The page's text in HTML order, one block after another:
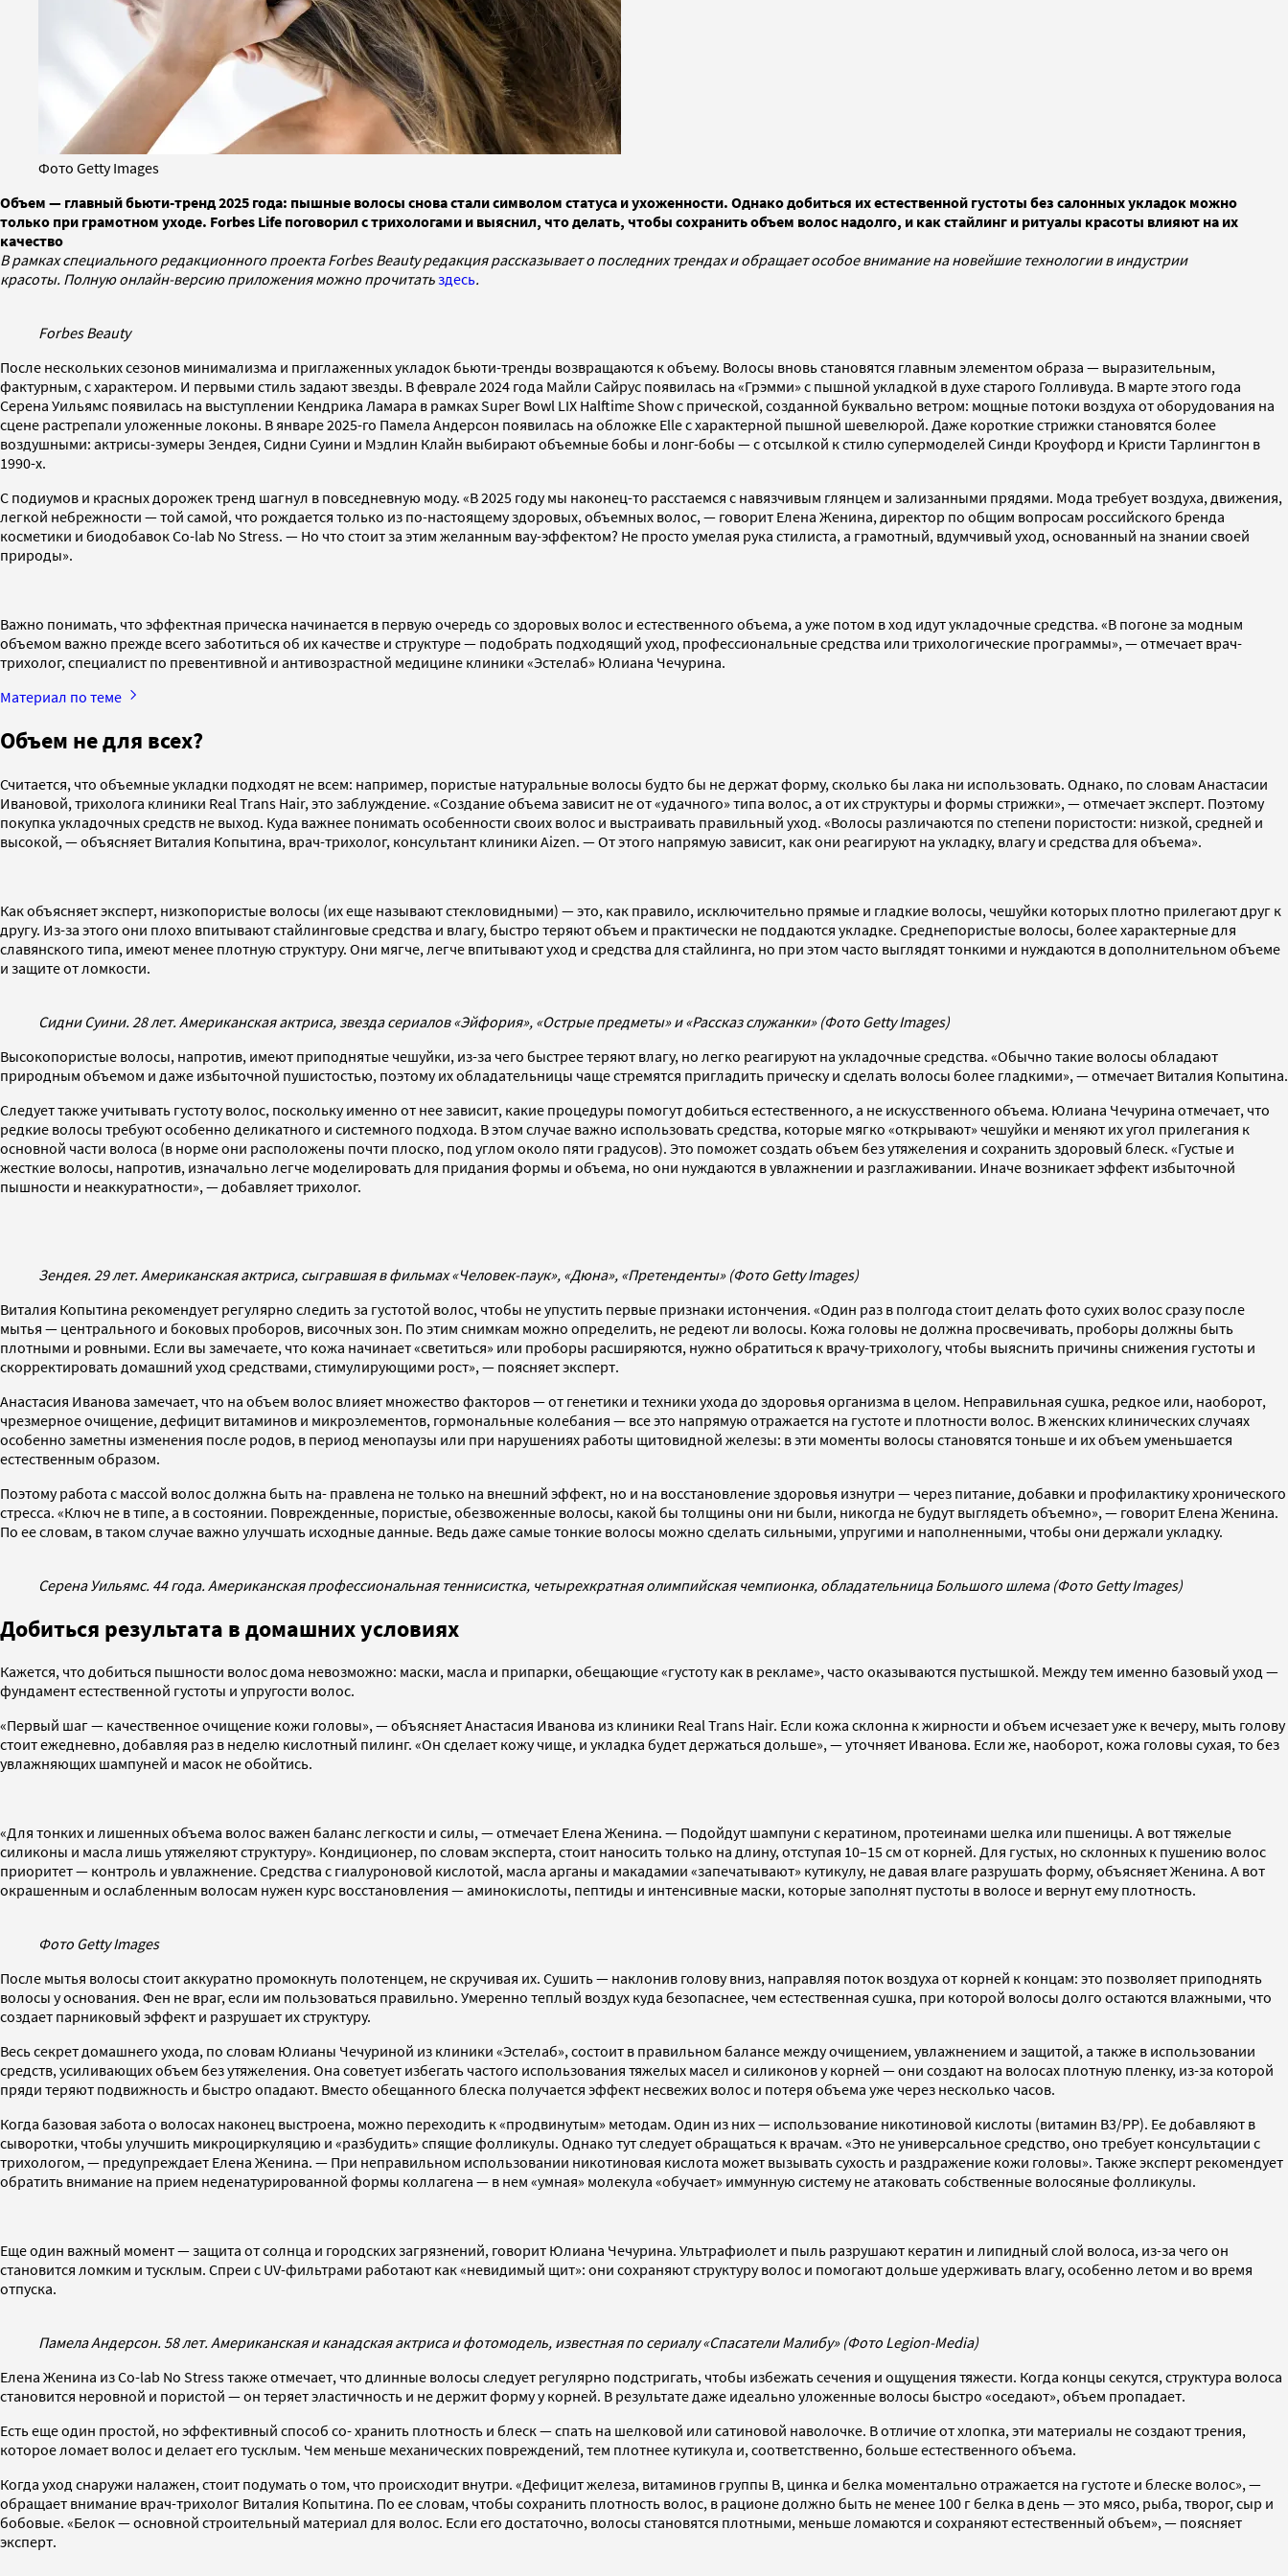
Фото Getty Images
Объем — главный бьюти-тренд 2025 года: пышные волосы снова стали символом статуса и ухоженности. Однако добиться их естественной густоты без салонных укладок можно
только при грамотном уходе. Forbes Life поговорил с трихологами и выяснил, что делать, чтобы сохранить объем волос надолго, и как стайлинг и ритуалы красоты влияют на их
качество
В рамках специального редакционного проекта Forbes Beauty редакция рассказывает о последних трендах и обращает особое внимание на новейшие технологии в индустрии
красоты. Полную онлайн-версию приложения можно прочитатьздесь.
Forbes Beauty
После нескольких сезонов минимализма и приглаженных укладок бьюти-тренды возвращаются к объему. Волосы вновь становятся главным элементом образа — выразительным,
фактурным, с характером. И первыми стиль задают звезды. В феврале 2024 года Майли Сайрус появилась на «Грэмми» с пышной укладкой в духе старого Голливуда. В марте этого года
Серена Уильямс появилась на выступлении Кендрика Ламара в рамках Super Bowl LIX Halftime Show с прической, созданной буквально ветром: мощные потоки воздуха от оборудования на
сцене растрепали уложенные локоны. В январе 2025-го Памела Андерсон появилась на обложке Elle с характерной пышной шевелюрой. Даже короткие стрижки становятся более
воздушными: актрисы-зумеры Зендея, Сидни Суини и Мэдлин Клайн выбирают объемные бобы и лонг-бобы — с отсылкой к стилю супермоделей Синди Кроуфорд и Кристи Тарлингтон в
1990-х.
С подиумов и красных дорожек тренд шагнул в повседневную моду. «В 2025 году мы наконец-то расстаемся с навязчивым глянцем и зализанными прядями. Мода требует воздуха, движения,
легкой небрежности — той самой, что рождается только из по-настоящему здоровых, объемных волос, — говорит Елена Женина, директор по общим вопросам российского бренда
косметики и биодобавок Co-lab No Stress. — Но что стоит за этим желанным вау-эффектом? Не просто умелая рука стилиста, а грамотный, вдумчивый уход, основанный на знании своей
природы».
Важно понимать, что эффектная прическа начинается в первую очередь со здоровых волос и естественного объема, а уже потом в ход идут укладочные средства. «В погоне за модным
объемом важно прежде всего заботиться об их качестве и структуре — подобрать подходящий уход, профессиональные средства или трихологические программы», — отмечает врач-
трихолог, специалист по превентивной и антивозрастной медицине клиники «Эстелаб» Юлиана Чечурина.
Материал по теме
Объем не для всех?
Считается, что объемные укладки подходят не всем: например, пористые натуральные волосы будто бы не держат форму, сколько бы лака ни использовать. Однако, по словам Анастасии
Ивановой, трихолога клиники Real Trans Hair, это заблуждение. «Создание объема зависит не от «удачного» типа волос, а от их структуры и формы стрижки», — отмечает эксперт. Поэтому
покупка укладочных средств не выход. Куда важнее понимать особенности своих волос и выстраивать правильный уход. «Волосы различаются по степени пористости: низкой, средней и
высокой, — объясняет Виталия Копытина, врач-трихолог, консультант клиники Aizen. — От этого напрямую зависит, как они реагируют на укладку, влагу и средства для объема».
Как объясняет эксперт, низкопористые волосы (их еще называют стекловидными) — это, как правило, исключительно прямые и гладкие волосы, чешуйки которых плотно прилегают друг к
другу. Из-за этого они плохо впитывают стайлинговые средства и влагу, быстро теряют объем и практически не поддаются укладке. Среднепористые волосы, более характерные для
славянского типа, имеют менее плотную структуру. Они мягче, легче впитывают уход и средства для стайлинга, но при этом часто выглядят тонкими и нуждаются в дополнительном объеме
и защите от ломкости.
Сидни Суини. 28 лет. Американская актриса, звезда сериалов «Эйфория», «Острые предметы» и «Рассказ служанки» (Фото Getty Images)
Высокопористые волосы, напротив, имеют приподнятые чешуйки, из-за чего быстрее теряют влагу, но легко реагируют на укладочные средства. «Обычно такие волосы обладают
природным объемом и даже избыточной пушистостью, поэтому их обладательницы чаще стремятся пригладить прическу и сделать волосы более гладкими», — отмечает Виталия Копытина.
Следует также учитывать густоту волос, поскольку именно от нее зависит, какие процедуры помогут добиться естественного, а не искусственного объема. Юлиана Чечурина отмечает, что
редкие волосы требуют особенно деликатного и системного подхода. В этом случае важно использовать средства, которые мягко «открывают» чешуйки и меняют их угол прилегания к
основной части волоса (в норме они расположены почти плоско, под углом около пяти градусов). Это поможет создать объем без утяжеления и сохранить здоровый блеск. «Густые и
жесткие волосы, напротив, изначально легче моделировать для придания формы и объема, но они нуждаются в увлажнении и разглаживании. Иначе возникает эффект избыточной
пышности и неаккуратности», — добавляет трихолог.
Зендея. 29 лет. Американская актриса, сыгравшая в фильмах «Человек-паук», «Дюна», «Претенденты» (Фото Getty Images)
Виталия Копытина рекомендует регулярно следить за густотой волос, чтобы не упустить первые признаки истончения. «Один раз в полгода стоит делать фото сухих волос сразу после
мытья — центрального и боковых проборов, височных зон. По этим снимкам можно определить, не редеют ли волосы. Кожа головы не должна просвечивать, проборы должны быть
плотными и ровными. Если вы замечаете, что кожа начинает «светиться» или проборы расширяются, нужно обратиться к врачу-трихологу, чтобы выяснить причины снижения густоты и
скорректировать домашний уход средствами, стимулирующими рост», — поясняет эксперт.
Анастасия Иванова замечает, что на объем волос влияет множество факторов — от генетики и техники ухода до здоровья организма в целом. Неправильная сушка, редкое или, наоборот,
чрезмерное очищение, дефицит витаминов и микроэлементов, гормональные колебания — все это напрямую отражается на густоте и плотности волос. В женских клинических случаях
особенно заметны изменения после родов, в период менопаузы или при нарушениях работы щитовидной железы: в эти моменты волосы становятся тоньше и их объем уменьшается
естественным образом.
Поэтому работа с массой волос должна быть на- правлена не только на внешний эффект, но и на восстановление здоровья изнутри — через питание, добавки и профилактику хронического
стресса. «Ключ не в типе, а в состоянии. Поврежденные, пористые, обезвоженные волосы, какой бы толщины они ни были, никогда не будут выглядеть объемно», — говорит Елена Женина.
По ее словам, в таком случае важно улучшать исходные данные. Ведь даже самые тонкие волосы можно сделать сильными, упругими и наполненными, чтобы они держали укладку.
Серена Уильямс. 44 года. Американская профессиональная теннисистка, четырехкратная олимпийская чемпионка, обладательница Большого шлема (Фото Getty Images)
Добиться результата в домашних условиях
Кажется, что добиться пышности волос дома невозможно: маски, масла и припарки, обещающие «густоту как в рекламе», часто оказываются пустышкой. Между тем именно базовый уход —
фундамент естественной густоты и упругости волос.
«Первый шаг — качественное очищение кожи головы», — объясняет Анастасия Иванова из клиники Real Trans Hair. Если кожа склонна к жирности и объем исчезает уже к вечеру, мыть голову
стоит ежедневно, добавляя раз в неделю кислотный пилинг. «Он сделает кожу чище, и укладка будет держаться дольше», — уточняет Иванова. Если же, наоборот, кожа головы сухая, то без
увлажняющих шампуней и масок не обойтись.
«Для тонких и лишенных объема волос важен баланс легкости и силы, — отмечает Елена Женина. — Подойдут шампуни с кератином, протеинами шелка или пшеницы. А вот тяжелые
силиконы и масла лишь утяжеляют структуру». Кондиционер, по словам эксперта, стоит наносить только на длину, отступая 10–15 см от корней. Для густых, но склонных к пушению волос
приоритет — контроль и увлажнение. Средства с гиалуроновой кислотой, масла арганы и макадамии «запечатывают» кутикулу, не давая влаге разрушать форму, объясняет Женина. А вот
окрашенным и ослабленным волосам нужен курс восстановления — аминокислоты, пептиды и интенсивные маски, которые заполнят пустоты в волосе и вернут ему плотность.
Фото Getty Images
После мытья волосы стоит аккуратно промокнуть полотенцем, не скручивая их. Сушить — наклонив голову вниз, направляя поток воздуха от корней к концам: это позволяет приподнять
волосы у основания. Фен не враг, если им пользоваться правильно. Умеренно теплый воздух куда безопаснее, чем естественная сушка, при которой волосы долго остаются влажными, что
создает парниковый эффект и разрушает их структуру.
Весь секрет домашнего ухода, по словам Юлианы Чечуриной из клиники «Эстелаб», состоит в правильном балансе между очищением, увлажнением и защитой, а также в использовании
средств, усиливающих объем без утяжеления. Она советует избегать частого использования тяжелых масел и силиконов у корней — они создают на волосах плотную пленку, из-за которой
пряди теряют подвижность и быстро опадают. Вместо обещанного блеска получается эффект несвежих волос и потеря объема уже через несколько часов.
Когда базовая забота о волосах наконец выстроена, можно переходить к «продвинутым» методам. Один из них — использование никотиновой кислоты (витамин B3/PP). Ее добавляют в
сыворотки, чтобы улучшить микроциркуляцию и «разбудить» спящие фолликулы. Однако тут следует обращаться к врачам. «Это не универсальное средство, оно требует консультации с
трихологом, — предупреждает Елена Женина. — При неправильном использовании никотиновая кислота может вызывать сухость и раздражение кожи головы». Также эксперт рекомендует
обратить внимание на прием неденатурированной формы коллагена — в нем «умная» молекула «обучает» иммунную систему не атаковать собственные волосяные фолликулы.
Еще один важный момент — защита от солнца и городских загрязнений, говорит Юлиана Чечурина. Ультрафиолет и пыль разрушают кератин и липидный слой волоса, из-за чего он
становится ломким и тусклым. Спреи с UV-фильтрами работают как «невидимый щит»: они сохраняют структуру волос и помогают дольше удерживать влагу, особенно летом и во время
отпуска.
Памела Андерсон. 58 лет. Американская и канадская актриса и фотомодель, известная по сериалу «Спасатели Малибу» (Фото Legion-Media)
Елена Женина из Co-lab No Stress также отмечает, что длинные волосы следует регулярно подстригать, чтобы избежать сечения и ощущения тяжести. Когда концы секутся, структура волоса
становится неровной и пористой — он теряет эластичность и не держит форму у корней. В результате даже идеально уложенные волосы быстро «оседают», объем пропадает.
Есть еще один простой, но эффективный способ со- хранить плотность и блеск — спать на шелковой или сатиновой наволочке. В отличие от хлопка, эти материалы не создают трения,
которое ломает волос и делает его тусклым. Чем меньше механических повреждений, тем плотнее кутикула и, соответственно, больше естественного объема.
Когда уход снаружи налажен, стоит подумать о том, что происходит внутри. «Дефицит железа, витаминов группы B, цинка и белка моментально отражается на густоте и блеске волос», —
обращает внимание врач-трихолог Виталия Копытина. По ее словам, чтобы сохранить плотность волос, в рационе должно быть не менее 100 г белка в день — это мясо, рыба, творог, сыр и
бобовые. «Белок — основной строительный материал для волос. Если его достаточно, волосы становятся плотными, меньше ломаются и сохраняют естественный объем», — поясняет
эксперт.